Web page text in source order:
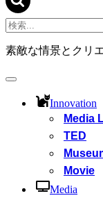
ョ
ン
メ
ニ
ュ
検
索...
素敵な情景とクリ
ナ
Innovation
Media
TED
Movie
Media